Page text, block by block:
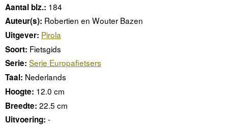
Aantal blz.: 184
Auteur(s): Robertien en Wouter Bazen
Uitgever: Pirola
Soort: Fietsgids
Serie: Serie Europafietsers
Taal: Nederlands
Hoogte: 12.0 cm
Breedte: 22.5 cm
Uitvoering: -